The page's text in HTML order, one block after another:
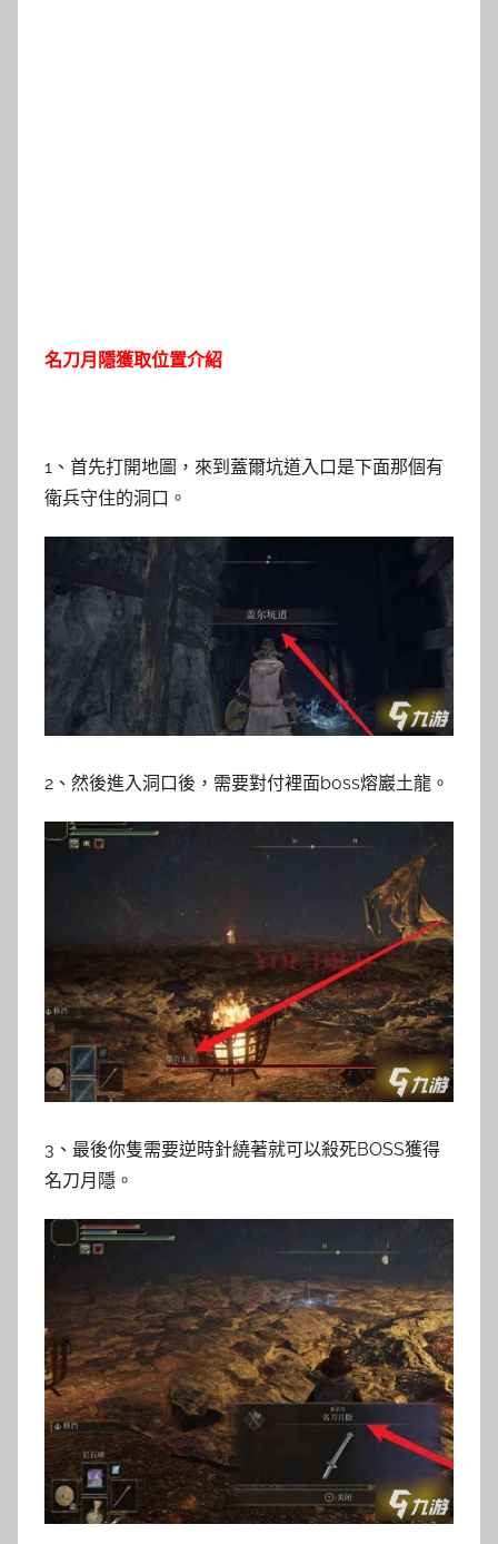
名刀月隱獲取位置介紹
1、首先打開地圖，來到蓋爾坑道入口是下面那個有
衛兵守住的洞口。
2、然後進入洞口後，需要對付裡面boss熔巖土龍。
3、最後你隻需要逆時針繞著就可以殺死BOSS獲得
名刀月隱。